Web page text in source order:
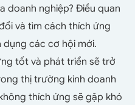
doanh nghiệp? Điều quan
và tìm cách thích ứng
các cơ hội mới.
tốt và phát triển sẽ trở
thị trường kinh doanh
thích ứng sẽ gặp khó